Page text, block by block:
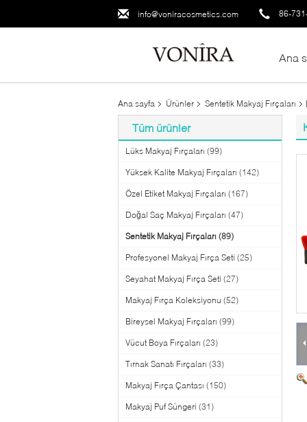
info@voniracosmetics.com 86-
Ana
Ana sayfa Ürünler Sentetik Makyaj Fırçaları
Tüm ürünler
Lüks Makyaj Fırçaları (99)
Yüksek Kalite Makyaj Fırçaları (142)
Özel Etiket Makyaj Fırçaları (167)
Doğal Saç Makyaj Fırçaları (47)
Sentetik Makyaj Fırçaları (89)
Profesyonel Makyaj Fırça Seti (25)
Seyahat Makyaj Fırça Seti (27)
Makyaj Fırça Koleksiyonu (52)
Bireysel Makyaj Fırçaları (99)
Vücut Boya Fırçaları (23)
Tırnak Sanatı Fırçaları (33)
Makyaj Fırça Çantası (150)
Makyaj Puf Süngeri (31)